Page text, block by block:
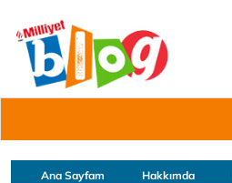
Ana Sayfam Hakkımda